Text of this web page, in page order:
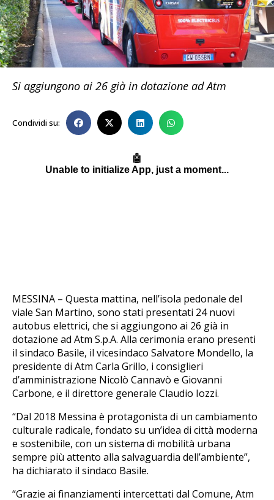
Si aggiungono ai 26 già in dotazione ad Atm
Condividi su:
MESSINA – Questa mattina, nell’isola pedonale del
viale San Martino, sono stati presentati 24 nuovi
autobus elettrici, che si aggiungono ai 26 già in
dotazione ad Atm S.p.A. Alla cerimonia erano presenti
il sindaco Basile, il vicesindaco Salvatore Mondello, la
presidente di Atm Carla Grillo, i consiglieri
d’amministrazione Nicolò Cannavò e Giovanni
Carbone, e il direttore generale Claudio Iozzi.
“Dal 2018 Messina è protagonista di un cambiamento
culturale radicale, fondato su un’idea di città moderna
e sostenibile, con un sistema di mobilità urbana
sempre più attento alla salvaguardia dell’ambiente”,
ha dichiarato il sindaco Basile.
“Grazie ai finanziamenti intercettati dal Comune, Atm